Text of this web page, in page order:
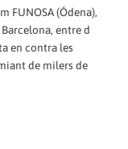
FUNOSA (Ódena),
entre d
en contra les
de milers de